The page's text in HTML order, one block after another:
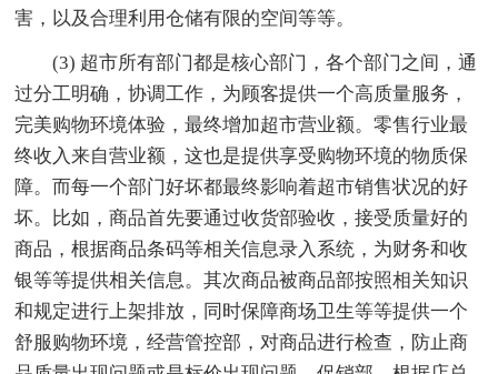
害，以及合理利用仓储有限的空间等等。
(3) 超市所有部门都是核心部门，各个部门之间，通
过分工明确，协调工作，为顾客提供一个高质量服务，
完美购物环境体验，最终增加超市营业额。零售行业最
终收入来自营业额，这也是提供享受购物环境的物质保
障。而每一个部门好坏都最终影响着超市销售状况的好
坏。比如，商品首先要通过收货部验收，接受质量好的
商品，根据商品条码等相关信息录入系统，为财务和收
银等等提供相关信息。其次商品被商品部按照相关知识
和规定进行上架排放，同时保障商场卫生等等提供一个
舒服购物环境，经营管控部，对商品进行检查，防止商